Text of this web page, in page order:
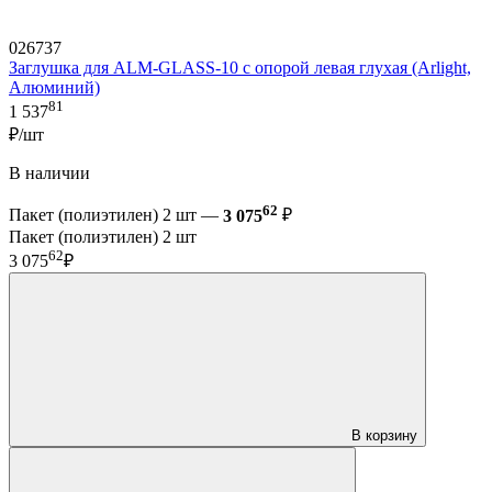
026737
Заглушка для ALM-GLASS-10 с опорой левая глухая (Arlight,
Алюминий)
1 53781
₽/шт
В наличии
Пакет (полиэтилен) 2 шт — 3 07562 ₽
Пакет (полиэтилен) 2 шт
3 07562₽
В корзину